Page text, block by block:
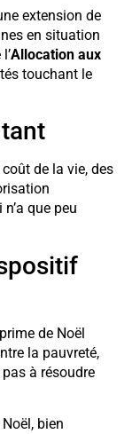
extension de
en situation
Allocation aux
touchant le
de la vie, des
que peu
de Noël
la pauvreté,
à résoudre
bien